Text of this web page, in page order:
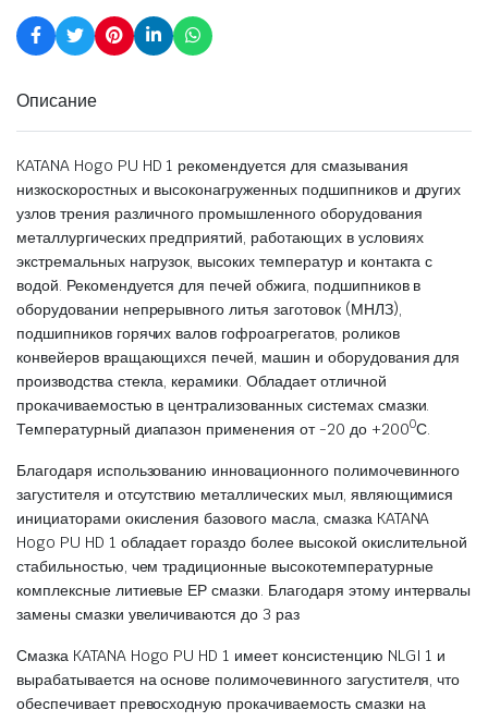
Описание
KATANA Hogo PU HD 1 рекомендуется для смазывания
низкоскоростных и высоконагруженных подшипников и других
узлов трения различного промышленного оборудования
металлургических предприятий, работающих в условиях
экстремальных нагрузок, высоких температур и контакта с
водой. Рекомендуется для печей обжига, подшипников в
оборудовании непрерывного литья заготовок (МНЛЗ),
подшипников горячих валов гофроагрегатов, роликов
конвейеров вращающихся печей, машин и оборудования для
производства стекла, керамики. Обладает отличной
прокачиваемостью в централизованных системах смазки.
Температурный диапазон применения от -20 до +2000С.
Благодаря использованию инновационного полимочевинного
загустителя и отсутствию металлических мыл, являющимися
инициаторами окисления базового масла, смазка KATANA
Hogo PU HD 1 обладает гораздо более высокой окислительной
стабильностью, чем традиционные высокотемпературные
комплексные литиевые ЕР смазки. Благодаря этому интервалы
замены смазки увеличиваются до 3 раз
Смазка KATANA Hogo PU HD 1 имеет консистенцию NLGI 1 и
вырабатывается на основе полимочевинного загустителя, что
обеспечивает превосходную прокачиваемость смазки на